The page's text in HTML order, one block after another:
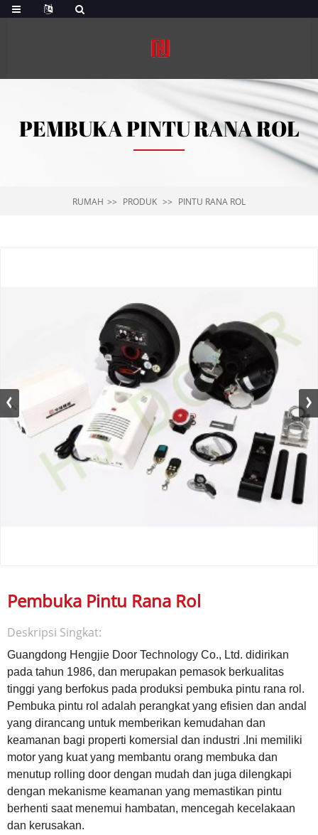
PEMBUKA PINTU RANA ROL
RUMAH PRODUK PINTU RANA ROL
Pembuka Pintu Rana Rol
Deskripsi Singkat:
Guangdong Hengjie Door Technology Co., Ltd. didirikan
pada tahun 1986, dan merupakan pemasok berkualitas
tinggi yang berfokus pada produksi pembuka pintu rana rol.
Pembuka pintu rol adalah perangkat yang efisien dan andal
yang dirancang untuk memberikan kemudahan dan
keamanan bagi properti komersial dan industri .Ini memiliki
motor yang kuat yang membantu orang membuka dan
menutup rolling door dengan mudah dan juga dilengkapi
dengan mekanisme keamanan yang memastikan pintu
berhenti saat menemui hambatan, mencegah kecelakaan
dan kerusakan.